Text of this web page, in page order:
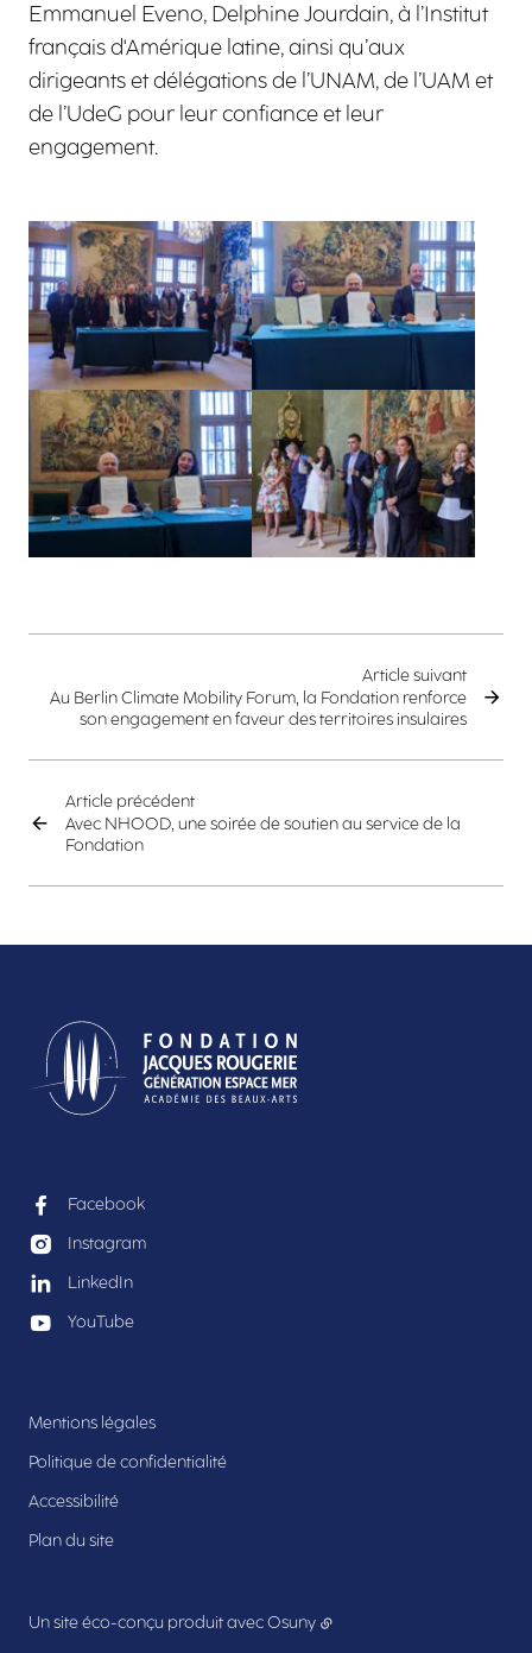
Emmanuel Eveno, Delphine Jourdain, à l’Institut
français d'Amérique latine, ainsi qu’aux
dirigeants et délégations de l’UNAM, de l’UAM et
de l’UdeG pour leur confiance et leur
engagement.
Agrandir Agrandir
Agrandir Agrandir
Article précédent
Avec NHOOD, une soirée de soutien au service de la
Fondation
Article suivant
Au Berlin Climate Mobility Forum, la Fondation renforce
son engagement en faveur des territoires insulaires
Facebook
Instagram
LinkedIn
YouTube
Mentions légales
Politique de confidentialité
Accessibilité
Plan du site
Un site éco-conçu produit avecOsuny